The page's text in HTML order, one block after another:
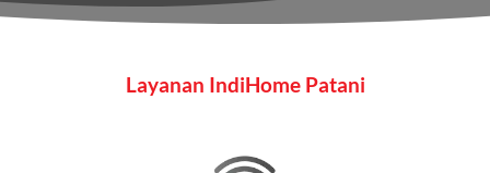
hiburan berkualitas tinggi.
pengguna rumah dan bisnis.
Layanan IndiHome Patani